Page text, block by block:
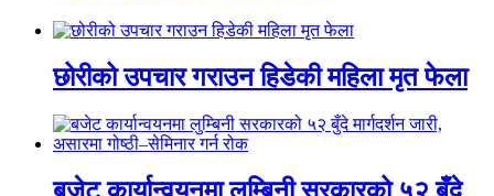
छोरीको उपचार गराउन हिडेकी महिला मृत फेला